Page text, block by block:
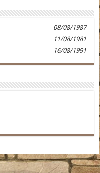
08/08/1987
11/08/1981
16/08/1991